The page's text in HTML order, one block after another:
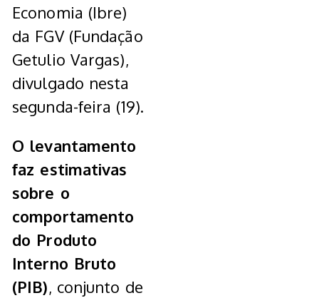
Economia (Ibre)
da FGV (Fundação
Getulio Vargas),
divulgado nesta
segunda-feira (19).
O levantamento
faz estimativas
sobre o
comportamento
do Produto
Interno Bruto
(PIB), conjunto de